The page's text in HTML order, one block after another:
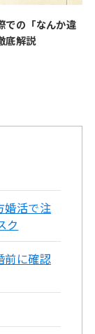
での「なんか違
底解説
婚活で注
ク
前に確認